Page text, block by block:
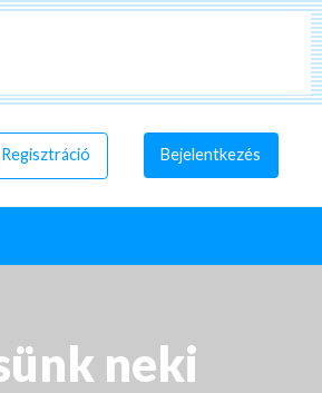
Regisztráció Bejelentkezés
neki